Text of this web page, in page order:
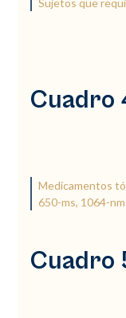
Cuadro
Medicamentos
650-ms, 1064-
Cuadro